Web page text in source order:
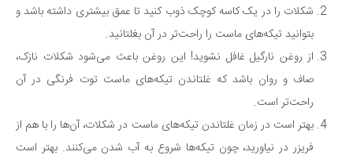
شکلات را در یک کاسه کوچک ذوب کنید تا عمق بیشتری داشته باشد و
بتوانید تیکه‌های ماست را راحت‌تر در آن بغلتانید.
از روغن نارگیل غافل نشوید! این روغن باعث می‌شود شکلات نازک،
صاف و روان باشد که غلتاندن تیکه‌های ماست توت فرنگی در آن
راحت‌تر است.
بهتر است در زمان غلتاندن تیکه‌های ماست در شکلات، آن‌ها را با هم از
فریزر در نیاورید، چون تیکه‌ها شروع به آب شدن می‌کنند. بهتر است